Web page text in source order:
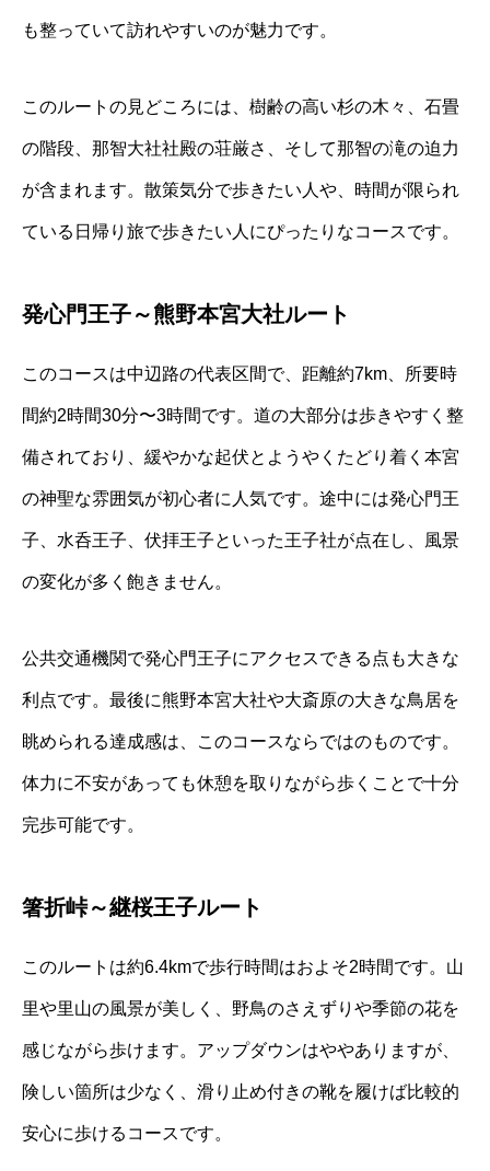
も整っていて訪れやすいのが魅力です。
このルートの見どころには、樹齢の高い杉の木々、石畳
の階段、那智大社社殿の荘厳さ、そして那智の滝の迫力
が含まれます。散策気分で歩きたい人や、時間が限られ
ている日帰り旅で歩きたい人にぴったりなコースです。
発心門王子～熊野本宮大社ルート
このコースは中辺路の代表区間で、距離約7km、所要時
間約2時間30分〜3時間です。道の大部分は歩きやすく整
備されており、緩やかな起伏とようやくたどり着く本宮
の神聖な雰囲気が初心者に人気です。途中には発心門王
子、水呑王子、伏拝王子といった王子社が点在し、風景
の変化が多く飽きません。
公共交通機関で発心門王子にアクセスできる点も大きな
利点です。最後に熊野本宮大社や大斎原の大きな鳥居を
眺められる達成感は、このコースならではのものです。
体力に不安があっても休憩を取りながら歩くことで十分
完歩可能です。
箸折峠～継桜王子ルート
このルートは約6.4kmで歩行時間はおよそ2時間です。山
里や里山の風景が美しく、野鳥のさえずりや季節の花を
感じながら歩けます。アップダウンはややありますが、
険しい箇所は少なく、滑り止め付きの靴を履けば比較的
安心に歩けるコースです。